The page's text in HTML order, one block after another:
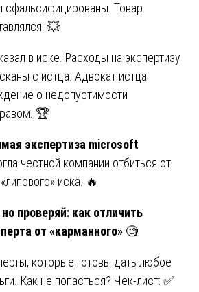
сфальсифицированы. Товар
💥
в иске. Расходы на экспертизу
с истца. Адвокат истца
о недопустимости
🏆
экспертиза microsoft
честной компании отбиться от
иска. 🔥
проверяй: как отличить
от «карманного» 🧐
которые готовы дать любое
Как не попасться? Чек-лист: ✅